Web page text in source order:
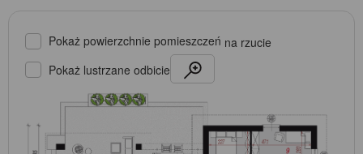
Pokaż powierzchnie pomieszczeń na rzucie
Pokaż lustrzane odbicie